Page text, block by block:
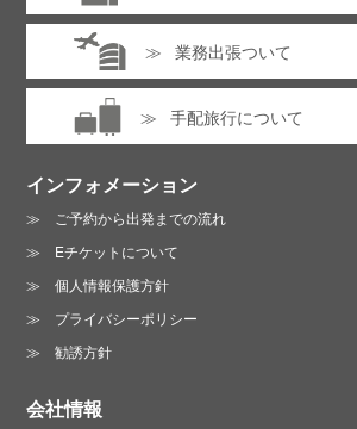
業務出張ついて
手配旅行について
インフォメーション
ご予約から出発までの流れ
Eチケットについて
個人情報保護方針
プライバシーポリシー
勧誘方針
会社情報